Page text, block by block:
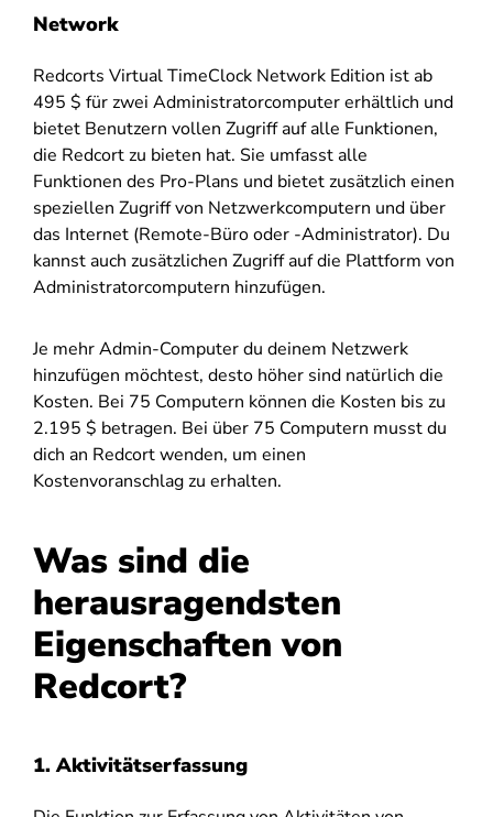
Network
Redcorts Virtual TimeClock Network Edition ist ab
495 $ für zwei Administratorcomputer erhältlich und
bietet Benutzern vollen Zugriff auf alle Funktionen,
die Redcort zu bieten hat. Sie umfasst alle
Funktionen des Pro-Plans und bietet zusätzlich einen
speziellen Zugriff von Netzwerkcomputern und über
das Internet (Remote-Büro oder -Administrator). Du
kannst auch zusätzlichen Zugriff auf die Plattform von
Administratorcomputern hinzufügen.
Je mehr Admin-Computer du deinem Netzwerk
hinzufügen möchtest, desto höher sind natürlich die
Kosten. Bei 75 Computern können die Kosten bis zu
2.195 $ betragen. Bei über 75 Computern musst du
dich an Redcort wenden, um einen
Kostenvoranschlag zu erhalten.
Was sind die
herausragendsten
Eigenschaften von
Redcort?
1. Aktivitätserfassung